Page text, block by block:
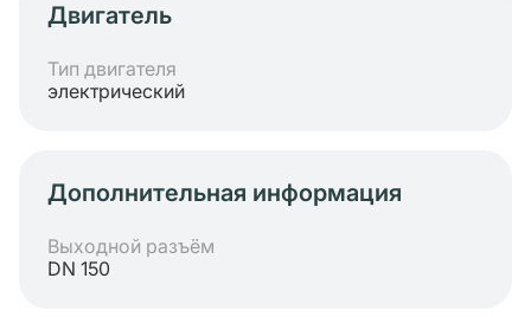
Двигатель
Тип двигателя
электрический
Дополнительная информация
Выходной разъём
DN 150